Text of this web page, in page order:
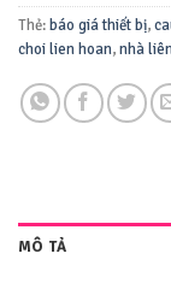
Thẻ:báo giá thiết bị,
choi lien hoan,nhà
MÔ TẢ